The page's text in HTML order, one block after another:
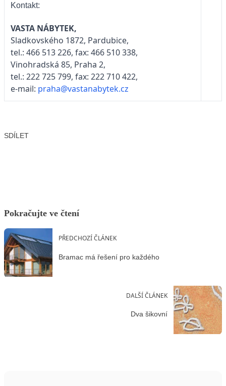
Kontakt:
VASTA NÁBYTEK,
Sladkovského 1872, Pardubice,
tel.: 466 513 226, fax: 466 510 338,
Vinohradská 85, Praha 2,
tel.: 222 725 799, fax: 222 710 422,
e-mail: praha@vastanabytek.cz
SDÍLET
Pokračujte ve čtení
PŘEDCHOZÍ ČLÁNEK
Bramac má řešení pro každého
DALŠÍ ČLÁNEK
Dva šikovní